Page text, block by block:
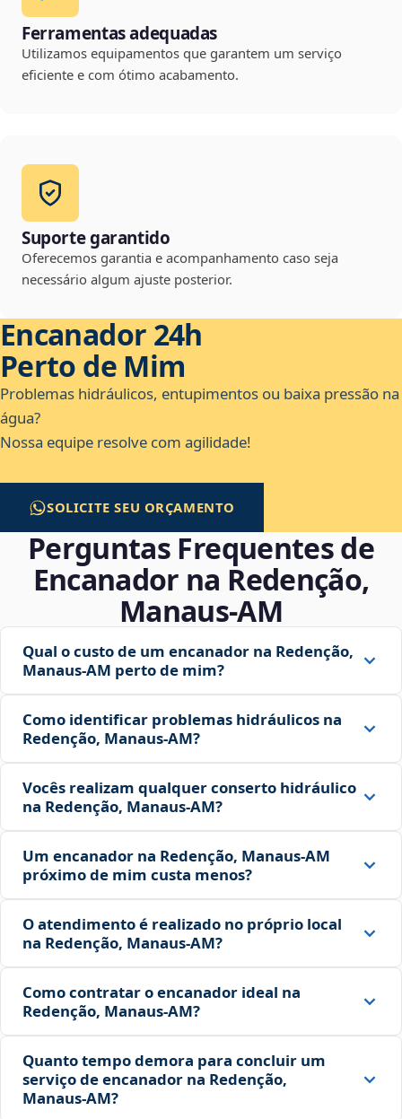
Ferramentas adequadas
Utilizamos equipamentos que garantem um serviço
eficiente e com ótimo acabamento.
Suporte garantido
Oferecemos garantia e acompanhamento caso seja
necessário algum ajuste posterior.
Encanador 24h
Perto de Mim
Problemas hidráulicos, entupimentos ou baixa pressão na
água?
Nossa equipe resolve com agilidade!
SOLICITE SEU ORÇAMENTO
Perguntas Frequentes de
Encanador na Redenção,
Manaus‑AM
Qual o custo de um encanador na Redenção,
Manaus‑AM perto de mim?
Como identificar problemas hidráulicos na
Redenção, Manaus‑AM?
Vocês realizam qualquer conserto hidráulico
na Redenção, Manaus‑AM?
Um encanador na Redenção, Manaus‑AM
próximo de mim custa menos?
O atendimento é realizado no próprio local
na Redenção, Manaus‑AM?
Como contratar o encanador ideal na
Redenção, Manaus‑AM?
Quanto tempo demora para concluir um
serviço de encanador na Redenção,
Manaus‑AM?